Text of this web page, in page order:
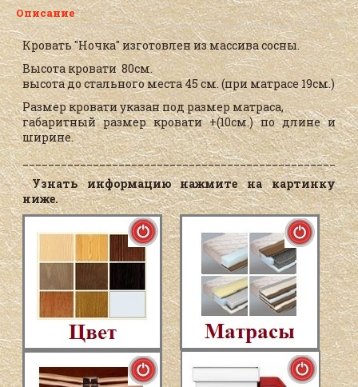
Описание
Кровать "Ночка" изготовлен из массива сосны.
Высота кровати 80см.
высота до стального места 45 см. (при матрасе 19см.)
Размер кровати указан под размер матраса,
габаритный размер кровати +(10см.) по длине и
ширине.
Узнать информацию нажмите на картинку
ниже.